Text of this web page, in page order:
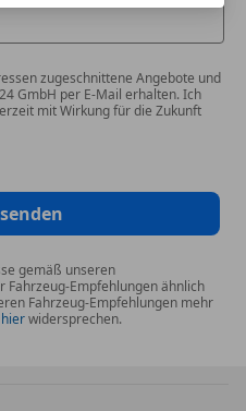
zugeschnittene Angebote und
GmbH per E-Mail erhalten. Ich
mit Wirkung für die Zukunft
gemäß unseren
Fahrzeug-Empfehlungen ähnlich
Fahrzeug-Empfehlungen mehr
hierwidersprechen.